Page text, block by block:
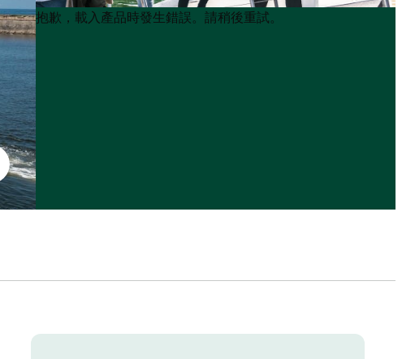
Product
List
Product
List
抱歉，載入產品時發生錯誤。請稍後重試。